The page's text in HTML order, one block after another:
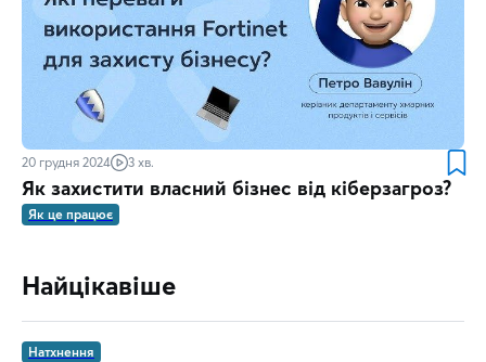
20 грудня 2024 3 хв.
Як захистити власний бізнес від кіберзагроз?
Як це працює
Найцікавіше
Натхнення